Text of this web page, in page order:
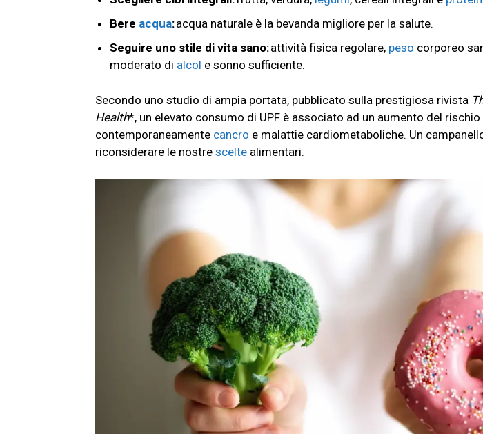
Bere acqua:acqua naturale è la bevanda migliore per la salute.
Seguire uno stile di vita sano:attività fisica regolare, peso corporeo
moderato di alcol e sonno sufficiente.
Secondo uno studio di ampia portata, pubblicato sulla prestigiosa rivista
Health*, un elevato consumo di UPF è associato ad un aumento del
contemporaneamente cancro e malattie cardiometaboliche. Un
riconsiderare le nostre scelte alimentari.